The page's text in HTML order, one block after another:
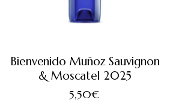
Bienvenido Muñoz Sauvignon
& Moscatel 2025
5,50€